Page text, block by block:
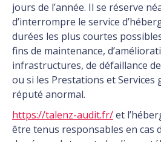
jours de l’année. Il se réserve
d’interrompre le service
durées les plus courtes
fins de maintenance,
infrastructures, de défaillance
ou si les Prestations et
réputé anormal.
https://talenz-audit.fr/et
être tenus responsables en cas